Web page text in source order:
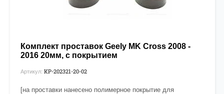
Комплект проставок Geely MK Cross 2008 -
2016 20мм, с покрытием
Артикул: KP-202321-20-02
[на проставки нанесено полимерное покрытие для